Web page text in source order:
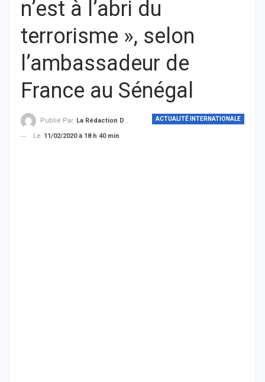
n’est à l’abri du
terrorisme », selon
l’ambassadeur de
France au Sénégal
ACTUALITÉ INTERNATIONALE
Publié Par La Rédaction De THIEYSENEGAL.com
Le 11/02/2020 à 18 h 40 min